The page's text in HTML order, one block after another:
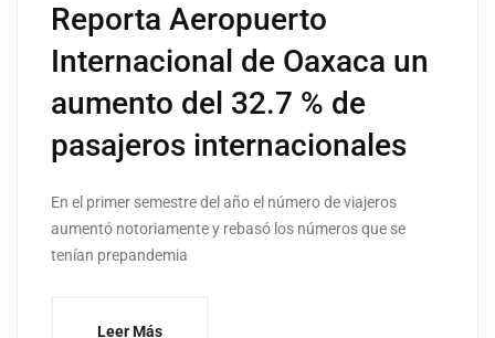
Reporta Aeropuerto
Internacional de Oaxaca un
aumento del 32.7 % de
pasajeros internacionales
En el primer semestre del año el número de viajeros
aumentó notoriamente y rebasó los números que se
tenían prepandemia
Leer Más